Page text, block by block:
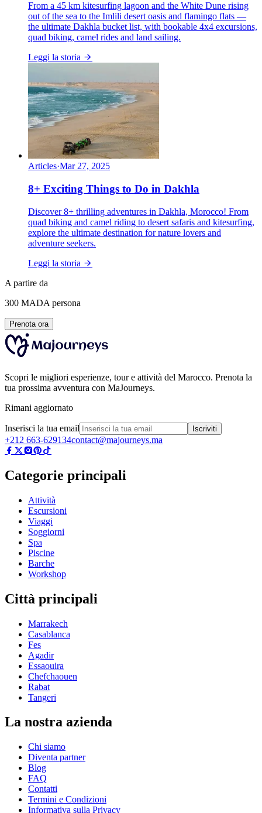
From a 45 km kitesurfing lagoon and the White Dune rising
out of the sea to the Imlili desert oasis and flamingo flats —
the ultimate Dakhla bucket list, with bookable 4x4 excursions,
quad biking, camel rides and land sailing.
Leggi la storia
Articles·Mar 27, 2025
8+ Exciting Things to Do in Dakhla
Discover 8+ thrilling adventures in Dakhla, Morocco! From
quad biking and camel riding to desert safaris and kitesurfing,
explore the ultimate destination for nature lovers and
adventure seekers.
Leggi la storia
A partire da
300 MADA persona
Prenota ora
Scopri le migliori esperienze, tour e attività del Marocco. Prenota la
tua prossima avventura con MaJourneys.
Rimani aggiornato
Inserisci la tua email Iscriviti
+212 663-629134contact@majourneys.ma
Categorie principali
Attività
Escursioni
Viaggi
Soggiorni
Spa
Piscine
Barche
Workshop
Città principali
Marrakech
Casablanca
Fes
Agadir
Essaouira
Chefchaouen
Rabat
Tangeri
La nostra azienda
Chi siamo
Diventa partner
Blog
FAQ
Contatti
Termini e Condizioni
Informativa sulla Privacy